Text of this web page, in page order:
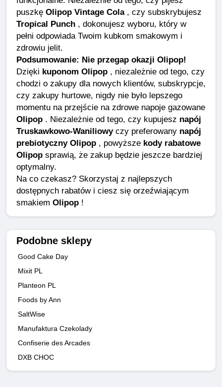
puszkę Olipop Vintage Cola, czy subskrybujesz
Tropical Punch , dokonujesz wyboru, który w
pełni odpowiada Twoim kubkom smakowym i
zdrowiu jelit.
Podsumowanie: Nie przegap okazji Olipop!
Dzięki kuponom Olipop , niezależnie od tego, czy
chodzi o zakupy dla nowych klientów, subskrypcje,
czy zakupy hurtowe, nigdy nie było lepszego
momentu na przejście na zdrowe napoje gazowane
Olipop . Niezależnie od tego, czy kupujesz napój
Truskawkowo-Waniliowyczy preferowany napój
prebiotyczny Olipop , powyższe kody rabatowe
Olipop sprawią, że zakup będzie jeszcze bardziej
optymalny.
Na co czekasz? Skorzystaj z najlepszych
dostępnych rabatów i ciesz się orzeźwiającym
smakiem Olipop !
Podobne sklepy
Good Cake Day
Mixit PL
Planteon PL
Foods by Ann
SaltWise
Manufaktura Czekolady
Confiserie des Arcades
DXB CHOC